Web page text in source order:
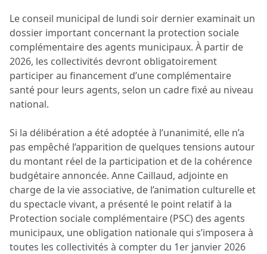
Le conseil municipal de lundi soir dernier examinait un
dossier important concernant la protection sociale
complémentaire des agents municipaux. À partir de
2026, les collectivités devront obligatoirement
participer au financement d’une complémentaire
santé pour leurs agents, selon un cadre fixé au niveau
national.
Si la délibération a été adoptée à l’unanimité, elle n’a
pas empêché l’apparition de quelques tensions autour
du montant réel de la participation et de la cohérence
budgétaire annoncée. Anne Caillaud, adjointe en
charge de la vie associative, de l’animation culturelle et
du spectacle vivant, a présenté le point relatif à la
Protection sociale complémentaire (PSC) des agents
municipaux, une obligation nationale qui s’imposera à
toutes les collectivités à compter du 1er janvier 2026